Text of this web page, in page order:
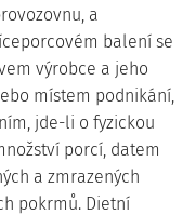
a
balení se
výrobce a jeho
místem podnikání,
jde-li o fyzickou
porcí, datem
a zmrazených
pokrmů. Dietní